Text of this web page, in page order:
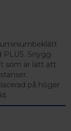
PLUS. Snygg
som är lätt att
på höger